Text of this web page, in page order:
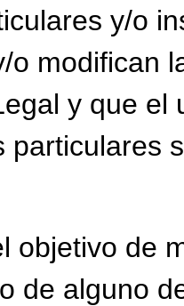
y/o
o modifican
y que
particulares
objetivo de
de alguno